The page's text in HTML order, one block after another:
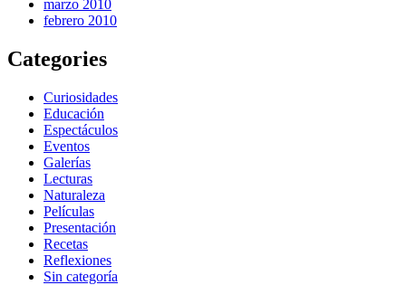
marzo 2010
febrero 2010
Categories
Curiosidades
Educación
Espectáculos
Eventos
Galerías
Lecturas
Naturaleza
Películas
Presentación
Recetas
Reflexiones
Sin categoría